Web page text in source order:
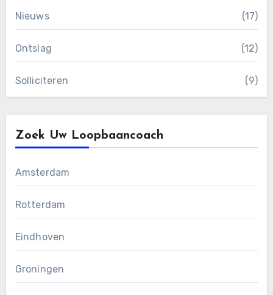
Nieuws (17)
Ontslag (12)
Solliciteren (9)
Zoek Uw Loopbaancoach
Amsterdam
Rotterdam
Eindhoven
Groningen